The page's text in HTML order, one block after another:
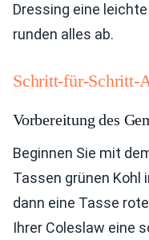
Dressing eine
runden alles ab.
Schritt-für-Schritt-
Vorbereitung des
Beginnen Sie mit
Tassen grünen Kohl
dann eine Tasse
Ihrer Coleslaw eine